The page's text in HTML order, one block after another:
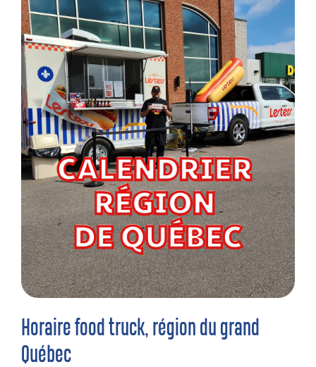
Horaire food truck, région du grand
Québec